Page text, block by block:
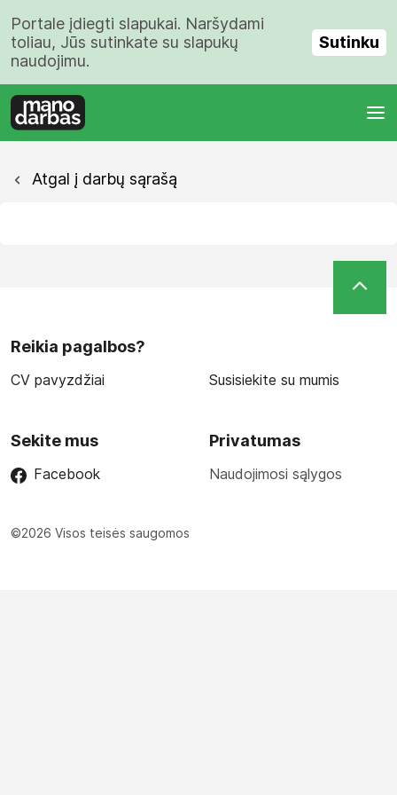
Portale įdiegti slapukai. Naršydami
toliau, Jūs sutinkate su slapukų
naudojimu.
Sutinku
Atgal į darbų sąrašą
Reikia pagalbos?
CV pavyzdžiai Susisiekite su mumis
Sekite mus
Facebook
Privatumas
Naudojimosi sąlygos
©2026 Visos teisės saugomos